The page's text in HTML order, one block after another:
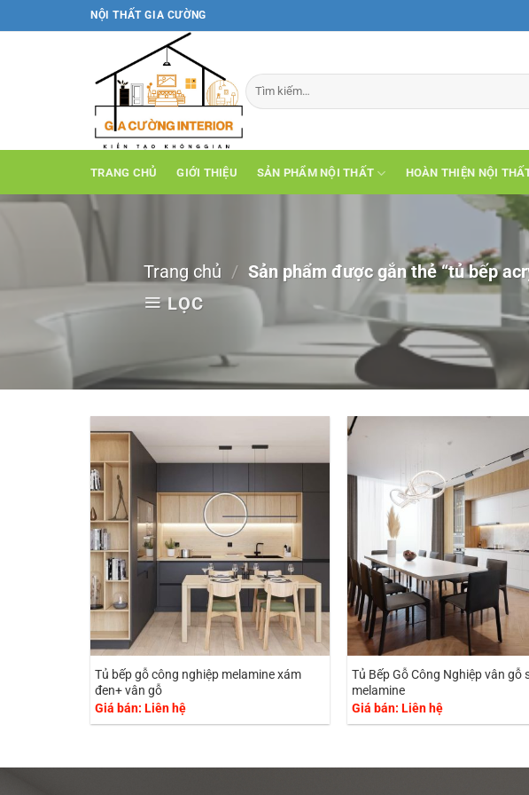
qua
NỘI THẤT GIA CƯỜNG
TRANG CHỦ GIỚI THIỆU SẢN PHẨM NỘI THẤT HOÀN THIỆN NỘI
Trang chủ / Sản phẩm được gắn thẻ “tủ bếp
LỌC
Tủ bếp gỗ công nghiệp melamine xám
đen+ vân gỗ
Giá bán: Liên hệ
Tủ Bếp Gỗ Công Nghiệp vân gỗ
melamine
Giá bán: Liên hệ